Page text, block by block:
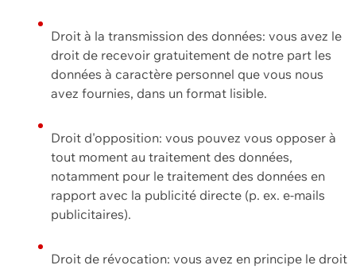
Droit à la transmission des données: vous avez le
droit de recevoir gratuitement de notre part les
données à caractère personnel que vous nous
avez fournies, dans un format lisible.
Droit d'opposition: vous pouvez vous opposer à
tout moment au traitement des données,
notamment pour le traitement des données en
rapport avec la publicité directe (p. ex. e-mails
publicitaires).
Droit de révocation: vous avez en principe le droit